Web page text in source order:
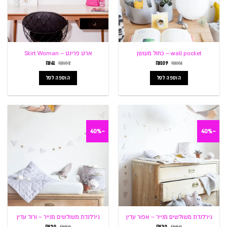
wall pocket – כחול מעושן
₪181
המחיר
היה:
₪181.
₪109
המחיר
הוספה לסל
ארט פרינט – Skirt Woman
₪102
המחיר
היה:
₪102.
₪61
המחיר
הוספה לסל
-40%
גירלנדת משולשים מנייר – אפור עדין
המחירהמחיר
-40%
גירלנדת משולשים מנייר – ורוד עדין
המחירהמחיר